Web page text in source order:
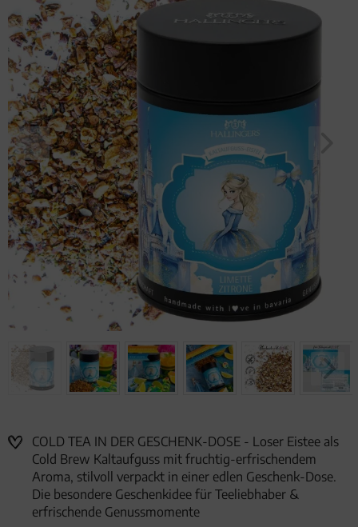
COLD TEA IN DER GESCHENK-DOSE - Loser Eistee als
Cold Brew Kaltaufguss mit fruchtig-erfrischendem
Aroma, stilvoll verpackt in einer edlen Geschenk-Dose.
Die besondere Geschenkidee für Teeliebhaber &
erfrischende Genussmomente
Geburtstag
Bayern